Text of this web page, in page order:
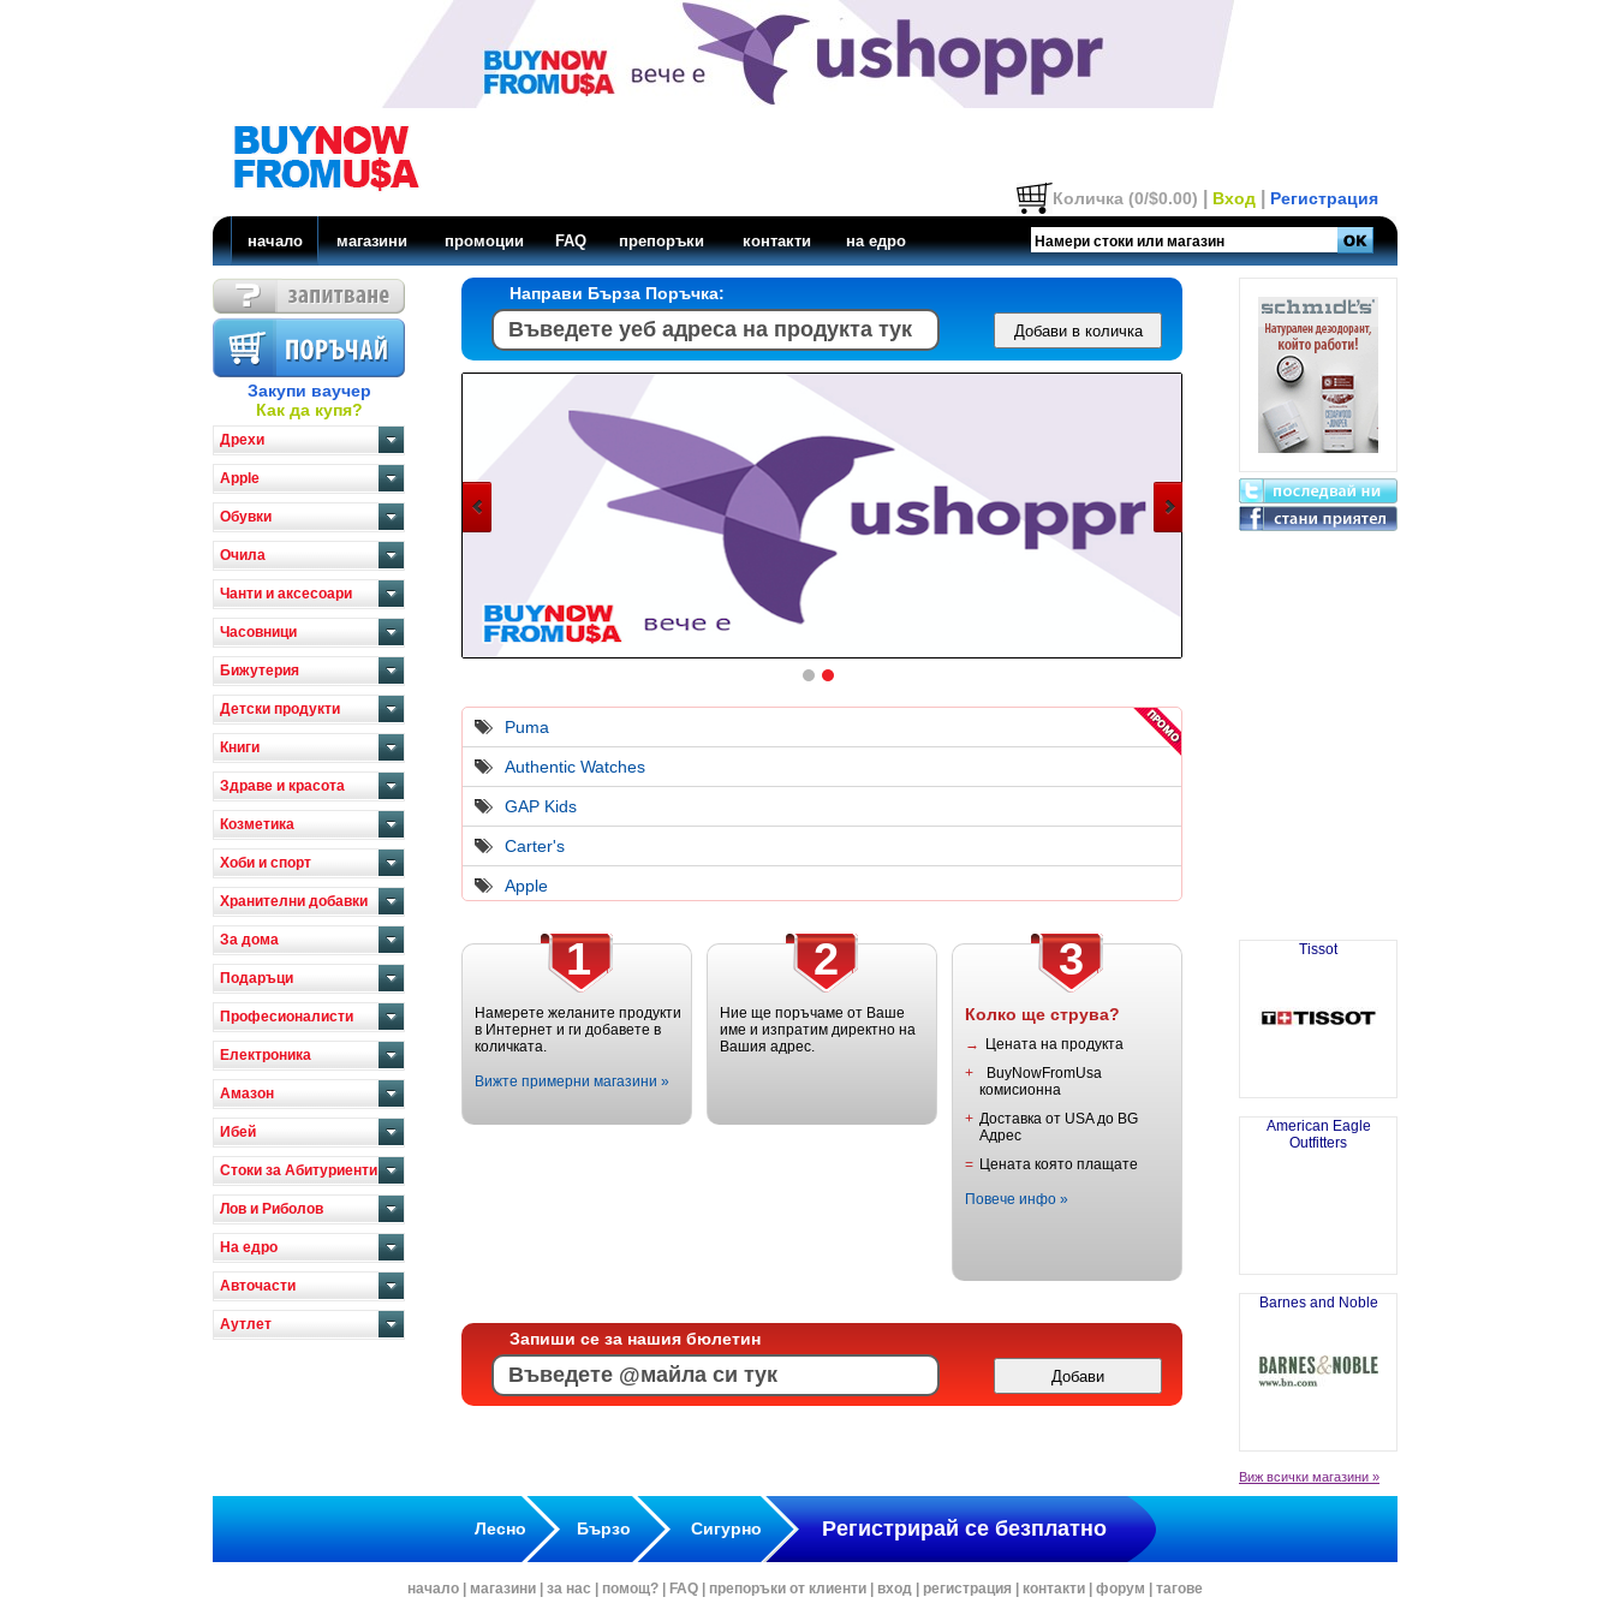
Количка (0/$0.00) Вход Регистрация
начало магазини промоции FAQ препоръки контакти на едро
Закупи ваучер
Как да купя?
Дрехи
Apple
Обувки
Очила
Чанти и аксесоари
Часовници
Бижутерия
Детски продукти
Книги
Здраве и красота
Козметика
Хоби и спорт
Хранителни добавки
За дома
Подаръци
Професионалисти
Електроника
Амазон
Ибей
Стоки за Абитуриенти
Лов и Риболов
На едро
Авточасти
Аутлет
Направи Бърза Поръчка:
Puma
Authentic Watches
GAP Kids
Carter's
Apple
1
Намерете желаните продукти
в Интернет и ги добавете в
количката.
Вижте примерни магазини »
2
Ние ще поръчаме от Ваше
име и изпратим директно на
Вашия адрес.
3
Колко ще струва?
→
Цената на продукта
+
BuyNowFromUsa
комисионна
+ Доставка от USA до BG
Адрес
= Цената която плащате
Повече инфо »
Запиши се за нашия бюлетин
Tissot
American Eagle
Outfitters
Barnes and Noble
Виж всички магазини »
Лесно Бързо Сигурно Регистрирай се безплатно
начало магазини за нас помощ? FAQ препоръки от клиенти вход регистрация контакти форум тагове